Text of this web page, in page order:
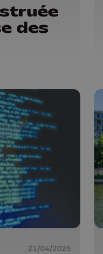
des
21/04/2025